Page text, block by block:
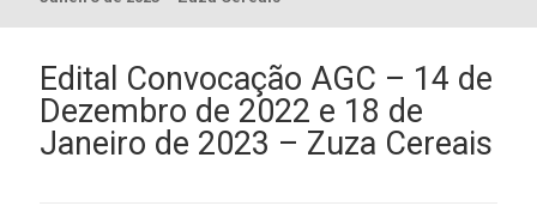
Edital Convocação AGC – 14 de
Dezembro de 2022 e 18 de
Janeiro de 2023 – Zuza Cereais